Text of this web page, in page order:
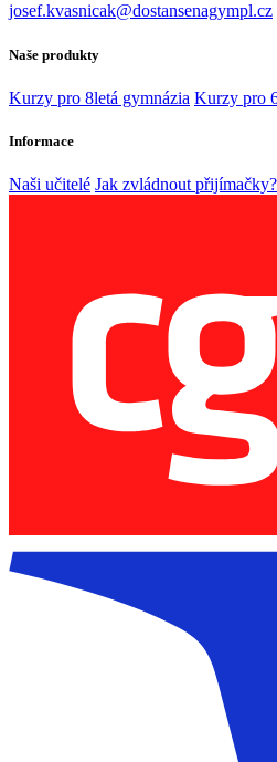
josef.kvasnicak@dostansenagympl.cz
Naše produkty
Kurzy pro 8letá gymnázia Kurzy pro
Informace
Naši učitelé Jak zvládnout přijímačky?